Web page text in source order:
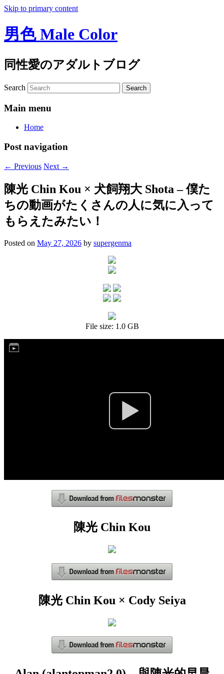
Skip to primary content
男色 Male Color
同性愛のアダルトブログ
Search
Main menu
Home
Post navigation
← Previous Next →
陳光 Chin Kou × 犬飼翔大 Shota – 僕た
ちの動画がたくさんの人に気に入って
もらえたみたい！
Posted on May 27, 2026 by supergenma
File size: 1.0 GB
陳光 Chin Kou
陳光 Chin Kou × Cody Seiya